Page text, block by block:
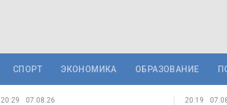
СПОРТ ЭКОНОМИКА ОБРАЗОВАНИЕ
20:29 07.08.26 20:19